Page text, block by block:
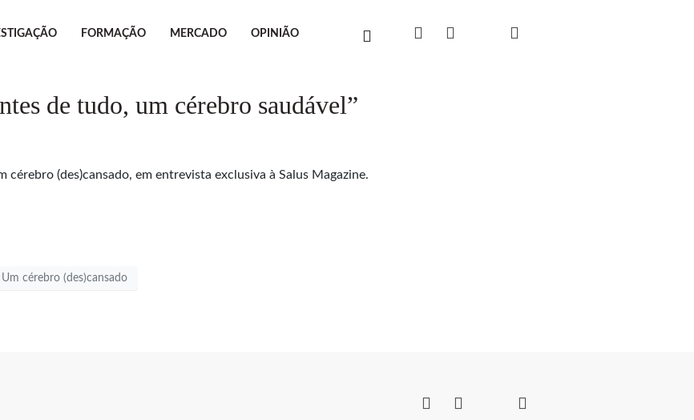
FORMAÇÃO MERCADO OPINIÃO
de tudo, um cérebro saudável”
(des)cansado, em entrevista exclusiva à Salus Magazine.
Um cérebro (des)cansado